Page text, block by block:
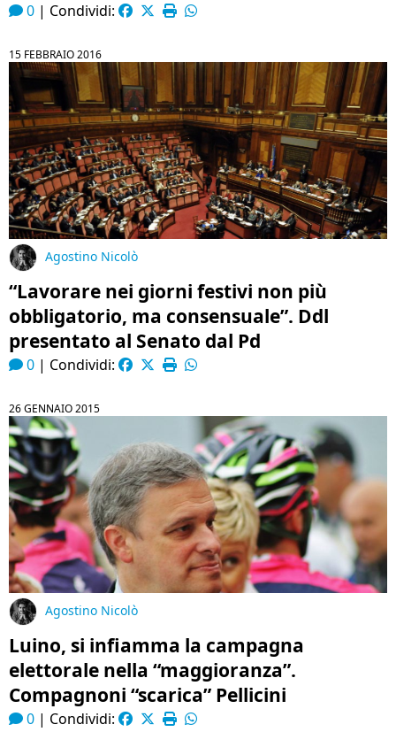
0 | Condividi:
15 FEBBRAIO 2016
Agostino Nicolò
“Lavorare nei giorni festivi non più
obbligatorio, ma consensuale”. Ddl
presentato al Senato dal Pd
0 | Condividi:
26 GENNAIO 2015
Agostino Nicolò
Luino, si infiamma la campagna
elettorale nella “maggioranza”.
Compagnoni “scarica” Pellicini
0 | Condividi: